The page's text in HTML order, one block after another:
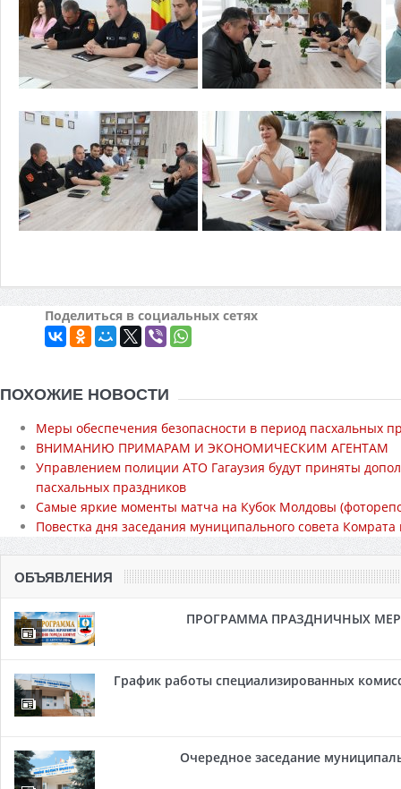
Поделиться в социальных сетях
ПОХОЖИЕ НОВОСТИ
Меры обеспечения безопасности в период пасхальных
ВНИМАНИЮ ПРИМАРАМ И ЭКОНОМИЧЕСКИМ АГЕНТАМ
Управлением полиции АТО Гагаузия будут приняты
пасхальных праздников
Самые яркие моменты матча на Кубок Молдовы
Повестка дня заседания муниципального совета
ОБЪЯВЛЕНИЯ
ПРОГРАММА ПРАЗДНИЧНЫХ
График работы специализированных
Очередное заседание